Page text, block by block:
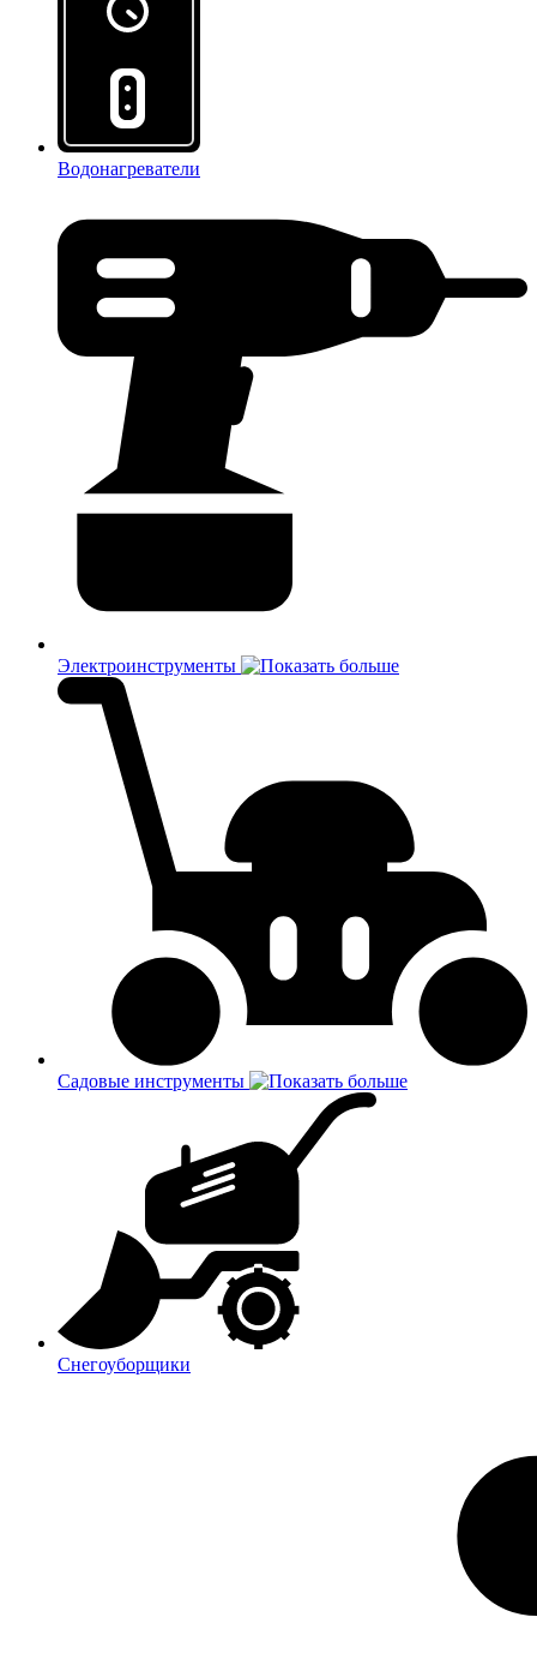
Водонагреватели
Электроинструменты
Садовые инструменты
Снегоуборщики